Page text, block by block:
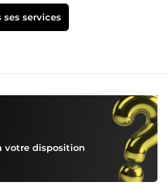
ses services
votre disposition